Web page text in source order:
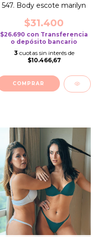
547. Body escote marilyn
$31.400
$26.690 con Transferencia
o depósito bancario
3 cuotas sin interés de
$10.466,67
COMPRAR